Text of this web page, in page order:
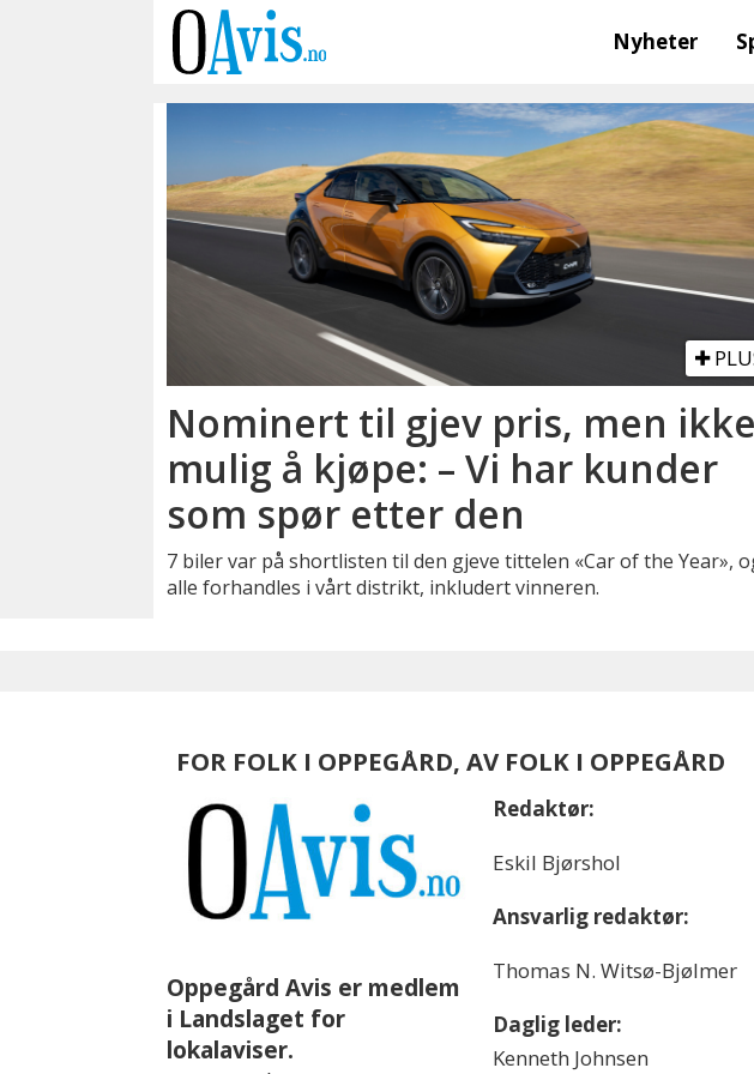
Nyheter
Nominert til gjev pris, men ikke
mulig å kjøpe: – Vi har kunder
som spør etter den
7 biler var på shortlisten til den gjeve tittelen «Car of the Year»,
alle forhandles i vårt distrikt, inkludert vinneren.
FOR FOLK I OPPEGÅRD, AV FOLK I OPPEGÅRD
Oppegård Avis er medlem
i Landslaget for
lokalaviser.
Redaktør:
Eskil Bjørshol
Ansvarlig redaktør:
Thomas N. Witsø-Bjølmer
Daglig leder:
Kenneth Johnsen